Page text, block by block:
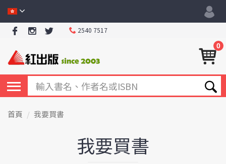
2540 7517
0
首頁 我要買書
我要買書